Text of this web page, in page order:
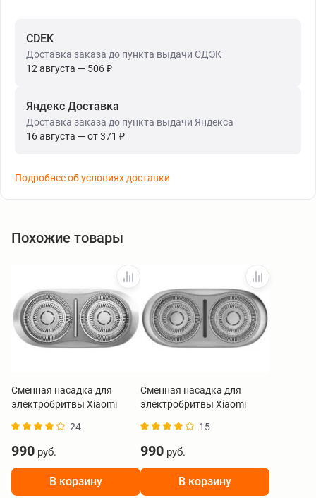
CDEK
Доставка заказа до пункта выдачи СДЭК
12 августа — 506 ₽
Яндекс Доставка
Доставка заказа до пункта выдачи Яндекса
16 августа — от 371 ₽
Подробнее об условиях доставки
Похожие товары
Сменная насадка для
электробритвы Xiaomi
BHR9532GL 24
990 руб.
В корзину
Сменная насадка для
электробритвы Xiaomi
серебристый BHR9534GL
15
990 руб.
В корзину